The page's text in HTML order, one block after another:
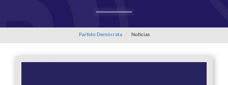
Partido Demócrata Noticias